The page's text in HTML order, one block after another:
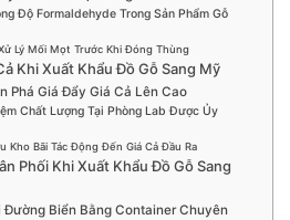
Độ Formaldehyde Trong Sản Phẩm Gỗ
Lý Mối Mọt Trước Khi Đóng Thùng
Khi Xuất Khẩu Đồ Gỗ Sang Mỹ
Phá Giá Đẩy Giá Cả Lên Cao
Chất Lượng Tại Phòng Lab Được Ủy
Kho Bãi Tác Động Đến Giá Cả Đầu Ra
Phối Khi Xuất Khẩu Đồ Gỗ Sang
Đường Biển Bằng Container Chuyên